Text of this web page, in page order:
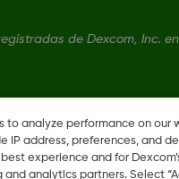
de Dexcom, Inc.
to analyze performance on our
address, preferences, and
experience and for
analytics partners. Select